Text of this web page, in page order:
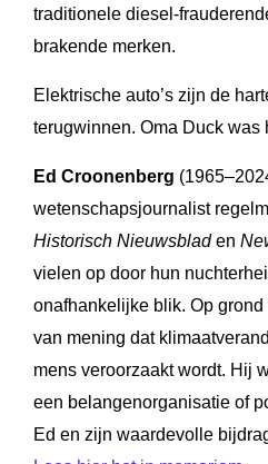
traditionele diesel-
brakende merken.
Elektrische auto’s zijn de
terugwinnen. Oma Duck was
Ed Croonenberg (1965–
wetenschapsjournalist
Historisch Nieuwsblad en
vielen op door hun
onafhankelijke blik. Op
van mening dat
mens veroorzaakt wordt. Hij
een belangenorganisatie of
Ed en zijn waardevolle